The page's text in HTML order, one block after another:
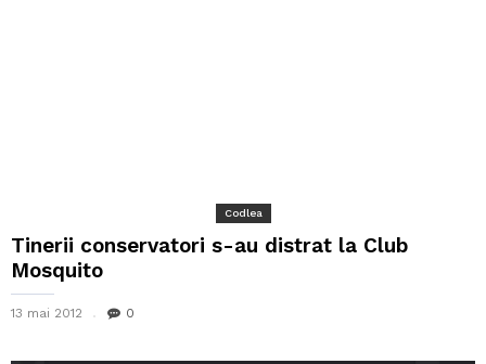
Codlea
Tinerii conservatori s-au distrat la Club
Mosquito
13 mai 2012 0